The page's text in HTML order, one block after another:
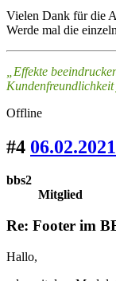
Vielen Dank für die
Werde mal die
„Effekte
Offline
#4
bbs2
Mitglied
Re: Footer im
Hallo,